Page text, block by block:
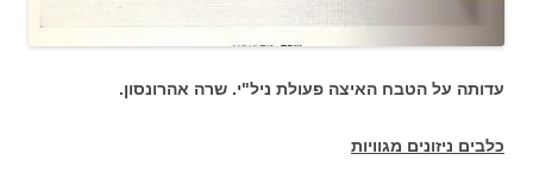
עדותה על הטבח האיצה פעולת ניל"י. שרה אהרונסון.
כלבים ניזונים מגוויות